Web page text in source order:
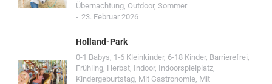
Übernachtung, Outdoor, Sommer
23. Februar 2026
Holland-Park
0-1 Babys, 1-6 Kleinkinder, 6-18 Kinder, Barrierefrei,
Frühling, Herbst, Indoor, Indoorspielplatz,
Kindergeburtstag, Mit Gastronomie, Mit